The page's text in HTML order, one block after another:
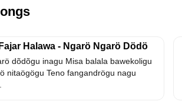
Halawa - Ngarö Ngarö Dödö
dõdõgu inagu Misa balala bawekoligu
nitaögögu Teno fangandrögu nagu